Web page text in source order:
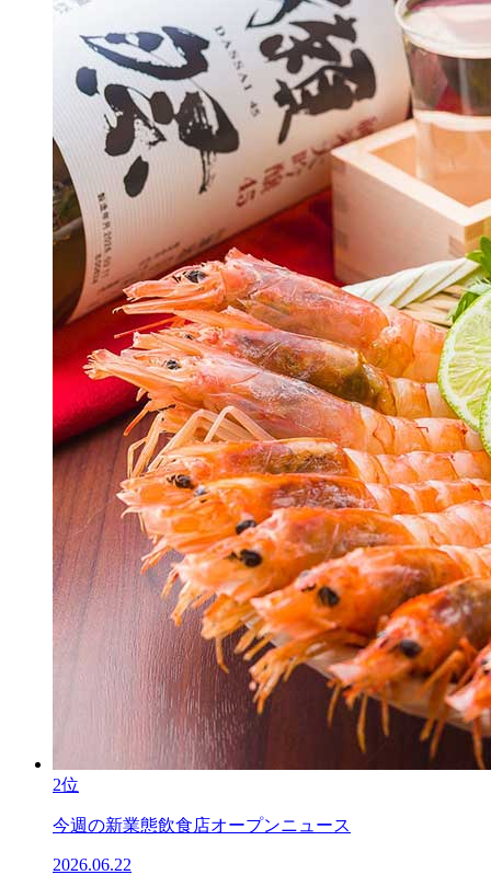
2位
今週の新業態飲食店オープンニュース
2026.06.22